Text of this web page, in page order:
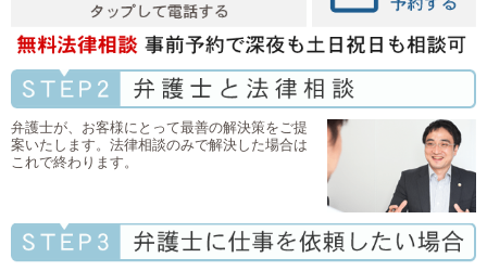
弁護士が、お客様にとって最善の解決策をご提
案いたします。法律相談のみで解決した場合は
これで終わります。